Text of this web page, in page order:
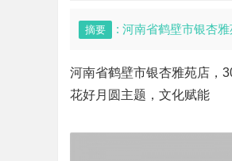
摘要 : 河南省鹤壁市银杏
河南省鹤壁市银杏雅苑店，
花好月圆主题，文化赋能